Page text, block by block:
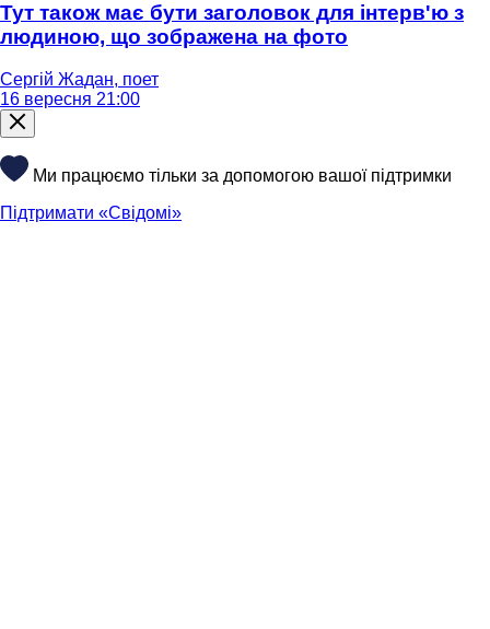
Тут також має бути заголовок для інтерв'ю з
людиною, що зображена на фото
Сергій Жадан, поет
16 вересня 21:00
Ми працюємо тільки за допомогою вашої підтримки
Підтримати «Свідомі»